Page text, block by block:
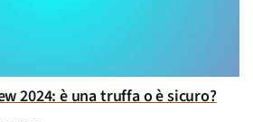
2024: è una truffa o è sicuro?